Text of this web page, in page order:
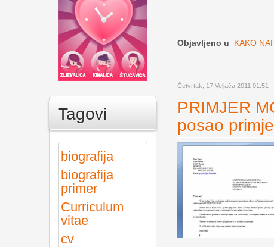
Objavljeno u KAKO
Četvrtak, 17 Veljača 2011 01:51
PRIMJER
posao
Tagovi
biografija
biografija
primer
Curriculum
vitae
cv